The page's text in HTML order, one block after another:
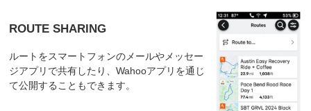
ROUTE SHARING
ルートをスマートフォンのメールやメッセー
ジアプリで共有したり、Wahooアプリを通じ
て公開することもできます。